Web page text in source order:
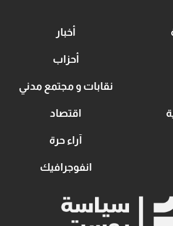
أخبار
أحزاب
نقابات و مجتمع مدني
اقتصاد
آراء حرة
انفوجرافيك